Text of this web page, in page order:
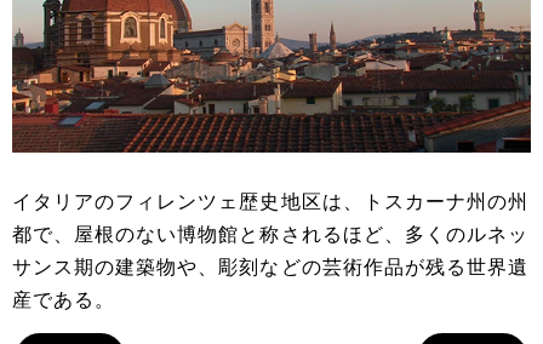
イタリアのフィレンツェ歴史地区は、トスカーナ州の州
都で、屋根のない博物館と称されるほど、多くのルネッ
サンス期の建築物や、彫刻などの芸術作品が残る世界遺
産である。